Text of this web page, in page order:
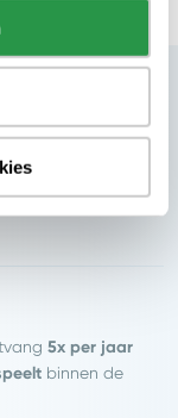
5x per jaar
binnen de